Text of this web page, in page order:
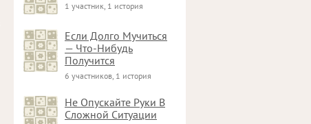
1 участник, 1 история
Если Долго Мучиться
— Что-Нибудь
Получится
6 участников, 1 история
Не Опускайте Руки В
Сложной Ситуации